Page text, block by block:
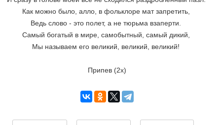
Как можно было, алло, в фольклоре мат запретить,
Ведь слово - это полет, а не тюрьма взаперти.
Самый богатый в мире, самобытный, самый дикий,
Мы называем его великий, великий, великий!
Припев (2x)